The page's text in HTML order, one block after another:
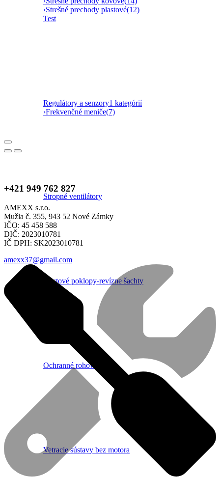
›Strešné prechody plastové(12)
Test
Regulátory a senzory1 kategórií
›Frekvenčné meniče(7)
Stropné ventilátory
Plastové poklopy-revízne šachty
Ochranné rohové lišty
Vetracie sústavy bez motora
+421 949 762 827
AMEXX s.r.o.
Mužla č. 355, 943 52 Nové Zámky
IČO: 45 458 588
DIČ: 2023010781
IČ DPH: SK2023010781
amexx37@gmail.com